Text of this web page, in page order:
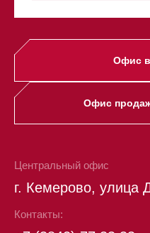
Офис
Офис
Центральный офис
г. Кемерово, улица
Контакты: